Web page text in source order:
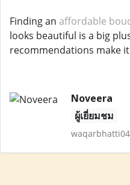
Finding an affordable
looks beautiful is a big
recommendations make
Noveera
ผู้เยี่ยมชม